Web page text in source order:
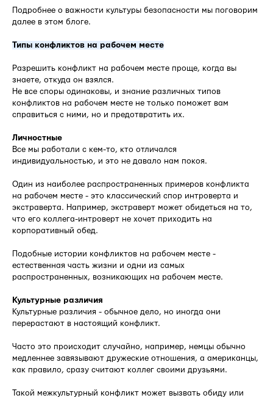
Подробнее о важности культуры безопасности мы поговорим
далее в этом блоге.
Типы конфликтов на рабочем месте
Разрешить конфликт на рабочем месте проще, когда вы
знаете, откуда он взялся.
Не все споры одинаковы, и знание различных типов
конфликтов на рабочем месте не только поможет вам
справиться с ними, но и предотвратить их.
Личностные
Все мы работали с кем-то, кто отличался
индивидуальностью, и это не давало нам покоя.
Один из наиболее распространенных примеров конфликта
на рабочем месте - это классический спор интроверта и
экстраверта. Например, экстраверт может обидеться на то,
что его коллега-интроверт не хочет приходить на
корпоративный обед.
Подобные истории конфликтов на рабочем месте -
естественная часть жизни и одни из самых
распространенных, возникающих на рабочем месте.
Культурные различия
Культурные различия - обычное дело, но иногда они
перерастают в настоящий конфликт.
Часто это происходит случайно, например, немцы обычно
медленнее завязывают дружеские отношения, а американцы,
как правило, сразу считают коллег своими друзьями.
Такой межкультурный конфликт может вызвать обиду или